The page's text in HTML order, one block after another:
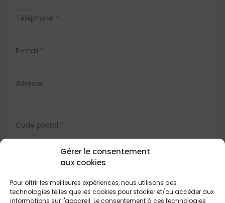
Gérer le consentement
aux cookies
Pour offrir les meilleures expériences, nous utilisons des
technologies telles que les cookies pour stocker et/ou accéder aux
informations sur l'appareil. Le consentement à ces technologies
Téléphone *
E-mail *
Adresse
Code postal *
Vous acceptez de recevoir des offres concernant des biens
similaires de la part de Construction Horizontale